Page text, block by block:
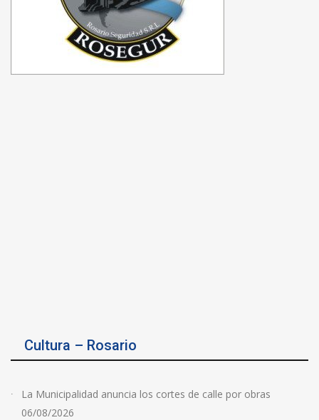
Cultura – Rosario
La Municipalidad anuncia los cortes de calle por obras
06/08/2026